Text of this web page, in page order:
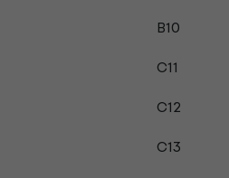
B10
C11
C12
C13